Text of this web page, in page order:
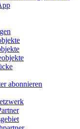
abonnieren